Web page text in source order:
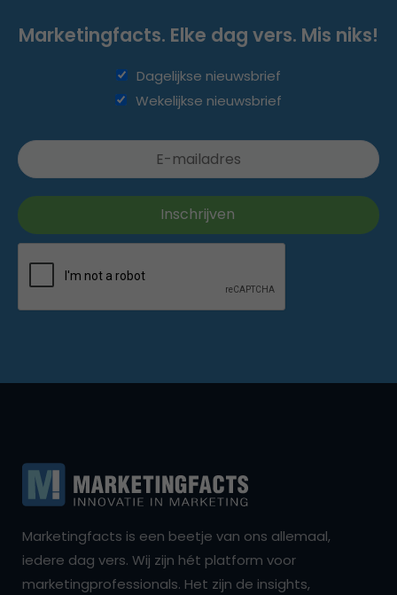
Marketingfacts. Elke dag vers. Mis niks!
Dagelijkse nieuwsbrief
Wekelijkse nieuwsbrief
Marketingfacts is een beetje van ons allemaal,
iedere dag vers. Wij zijn hét platform voor
marketingprofessionals. Het zijn de insights,